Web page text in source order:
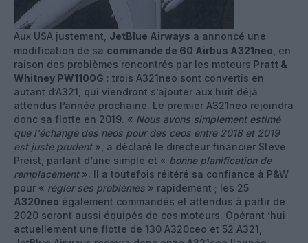
Aux USA justement, JetBlue Airways a annoncé une
modification de sa commande de 60 Airbus A321neo , en
raison des problèmes rencontrés par les moteurs Pratt &
Whitney PW1100G : trois A321neo sont convertis en
autant d’A321, qui viendront s’ajouter aux huit déjà
attendus l’année prochaine. Le premier A321neo rejoindra
donc sa flotte en 2019. « Nous avons simplement estimé
que l'échange des neos pour des ceos entre 2018 et 2019
est juste prudent», a déclaré le directeur financier Steve
Preist, parlant d’une simple et « bonne planification de
remplacement». Il a toutefois réitéré sa confiance à P&W
pour « régler ses problèmes » rapidement ; les 25
A320neo également commandés et attendus à partir de
2020 seront aussi équipés de ces moteurs. Opérant ’hui
actuellement une flotte de 130 A320ceo et 52 A321,